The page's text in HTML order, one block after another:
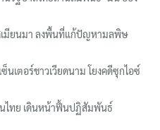
เมียนมา ลงพื้นที่แก้ปัญหามลพิษ
เตอร์ชาวเวียดนาม โยงคดีซุกไอซ์
นไทย เดินหน้าฟื้นปฏิสัมพันธ์